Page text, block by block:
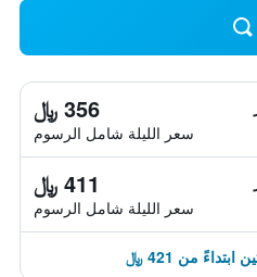
356 ﷼
سعر الليلة شامل الرسوم
411 ﷼
سعر الليلة شامل الرسوم